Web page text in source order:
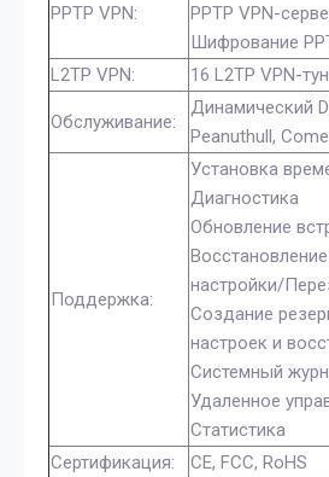
PPTP VPN:
PPTP VPN-
Шифрование
L2TP VPN:
16 L2TP VPN-
Обслуживание:
Динамический
Peanuthull,
Поддержка:
Установка
Диагностика
Обновление
настройки/
Создание
настроек и
Системный
Удаленное
Статистика
Сертификация:
CE, FCC, RoHS